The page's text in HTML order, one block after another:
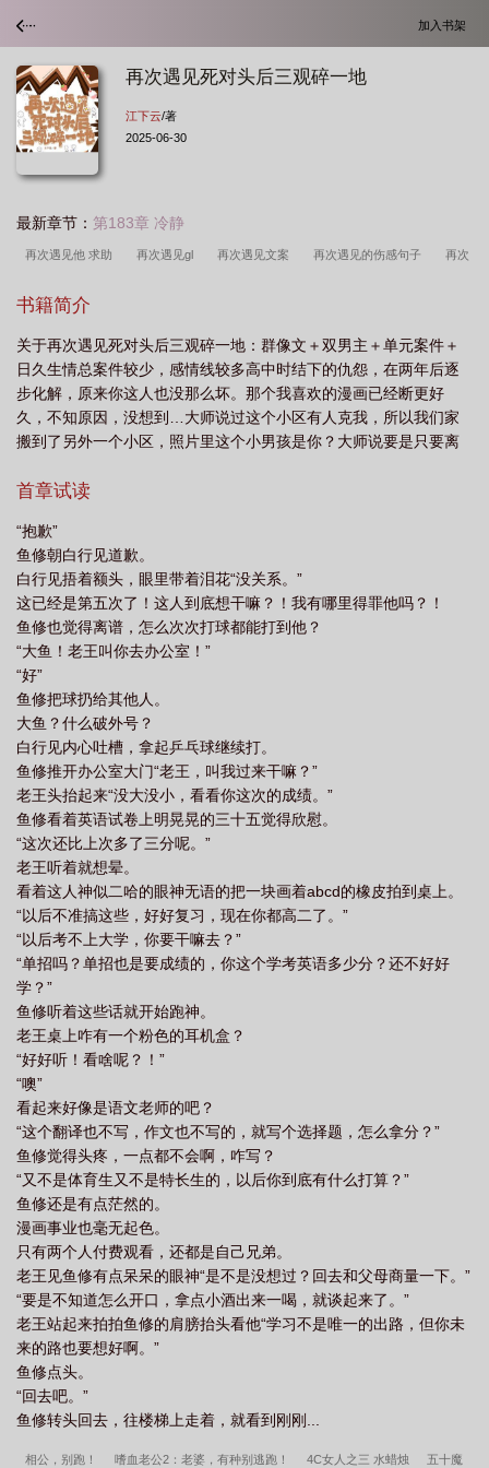
加入书架
再次遇见死对头后三观碎一地
江下云/著
2025-06-30
最新章节： 第183章 冷静
再次遇见他 求助 再次遇见gl 再次遇见文案 再次遇见的伤感句子 再次
歌 再次遇见前任是什么感觉
遇见他免费阅读 第1章 再次遇见他 当再次遇见前任时是怎样的心情
书籍简介
关于再次遇见死对头后三观碎一地：群像文＋双男主＋单元案件＋
日久生情总案件较少，感情线较多高中时结下的仇怨，在两年后逐
步化解，原来你这人也没那么坏。那个我喜欢的漫画已经断更好
久，不知原因，没想到…大师说过这个小区有人克我，所以我们家
搬到了另外一个小区，照片里这个小男孩是你？大师说要是只要离
淇淋。”白行见拿纸擦拭“哦”“没擦到，我来”鱼修伸手将白行见脸上的
生纸“好”白行见走在鱼修前面。鱼修看着食指上的冰淇淋，突然很想
尝尝味道。这样想的，鱼修也这样做。舔完才意识到这样好像有点
变态，悄悄看了眼白行见。还好没发现，鱼修松了口气，赶紧用卫
生纸擦掉。不过…挺甜，和平时吃的还不太一样。虽然甜甜的，但
比上次那个纸杯蛋糕好吃太多。甜甜的感觉蔓延到整个口腔，鱼修
很喜欢。
首章试读
“抱歉”
鱼修朝白行见道歉。
白行见捂着额头，眼里带着泪花“没关系。”
这已经是第五次了！这人到底想干嘛？！我有哪里得罪他吗？！
鱼修也觉得离谱，怎么次次打球都能打到他？
“大鱼！老王叫你去办公室！”
“好”
鱼修把球扔给其他人。
大鱼？什么破外号？
白行见内心吐槽，拿起乒乓球继续打。
鱼修推开办公室大门“老王，叫我过来干嘛？”
老王头抬起来“没大没小，看看你这次的成绩。”
鱼修看着英语试卷上明晃晃的三十五觉得欣慰。
“这次还比上次多了三分呢。”
老王听着就想晕。
看着这人神似二哈的眼神无语的把一块画着abcd的橡皮拍到桌上。
“以后不准搞这些，好好复习，现在你都高二了。”
“以后考不上大学，你要干嘛去？”
“单招吗？单招也是要成绩的，你这个学考英语多少分？还不好好
学？”
鱼修听着这些话就开始跑神。
老王桌上咋有一个粉色的耳机盒？
“好好听！看啥呢？！”
“噢”
看起来好像是语文老师的吧？
“这个翻译也不写，作文也不写的，就写个选择题，怎么拿分？”
鱼修觉得头疼，一点都不会啊，咋写？
“又不是体育生又不是特长生的，以后你到底有什么打算？”
鱼修还是有点茫然的。
漫画事业也毫无起色。
只有两个人付费观看，还都是自己兄弟。
老王见鱼修有点呆呆的眼神“是不是没想过？回去和父母商量一下。”
“要是不知道怎么开口，拿点小酒出来一喝，就谈起来了。”
老王站起来拍拍鱼修的肩膀抬头看他“学习不是唯一的出路，但你未
来的路也要想好啊。”
鱼修点头。
“回去吧。”
鱼修转头回去，往楼梯上走着，就看到刚刚...
相公，别跑！ 嗜血老公2：老婆，有种别逃跑！ 4C女人之三 水蜡烛 五十魔